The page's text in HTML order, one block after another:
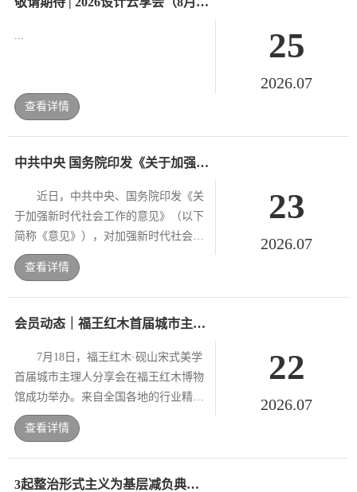
...
查看详情
25
2026.07
中共中央 国务院印发《关于加强新时代社会工作的意见》
近日，中共中央、国务院印发《关
于加强新时代社会工作的意见》（以下
简称《意见》），对加强新时代社会工
作作出部署。 《意见》要求，健全
党领导社会工作的体制机制。坚持党中
央集中统一领...
查看详情
23
2026.07
会员动态｜福王红木首届城市主理人分享会圆满举办
7月18日，福王红木·砚山宋式美学
首届城市主理人分享会在福王红木博物
馆成功举办。来自全国各地的行业精英
及合作伙伴齐聚淄博周村，共商当代红
木行业发展趋势，品鉴砚山系列宋式美
学红木家具...
查看详情
22
2026.07
3起整治形式主义为基层减负典型问题，公开通报！